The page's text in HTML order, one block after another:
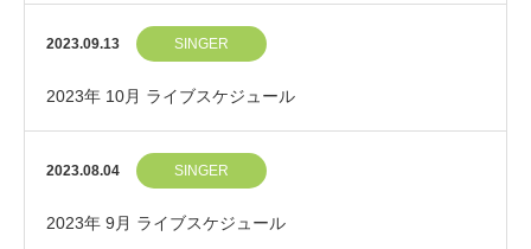
2023.09.13 SINGER
2023年 10月 ライブスケジュール
2023.08.04 SINGER
2023年 9月 ライブスケジュール